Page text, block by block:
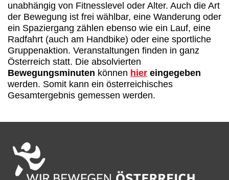
unabhängig von Fitnesslevel oder Alter. Auch die Art
der Bewegung ist frei wählbar, eine Wanderung oder
ein Spaziergang zählen ebenso wie ein Lauf, eine
Radfahrt (auch am Handbike) oder eine sportliche
Gruppenaktion. Veranstaltungen finden in ganz
Österreich statt. Die absolvierten
Bewegungsminuten können hier eingegeben
werden. Somit kann ein österreichisches
Gesamtergebnis gemessen werden.